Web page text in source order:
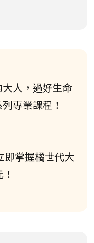
人，過好生命
專業課程！
即掌握橘世代大